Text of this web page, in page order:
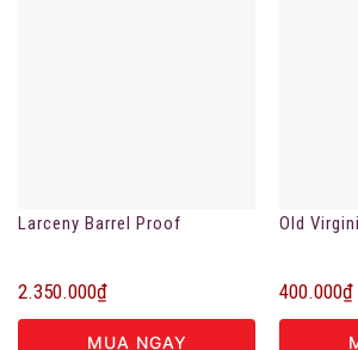
Larceny Barrel Proof
2.350.000₫
MUA NGAY
Old
400.000₫